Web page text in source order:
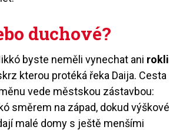
duchové?
byste neměli vynechat ani rokli
kterou protéká řeka Daija. Cesta
vede městskou zástavbou:
směrem na západ, dokud výškové
malé domy s ještě menšími